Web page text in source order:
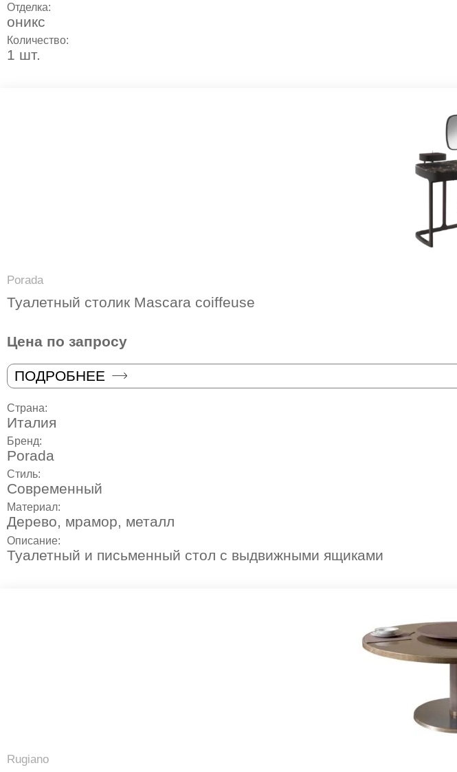
Отделка:
оникс
Количество:
1 шт.
Porada
Туалетный столик Mascara coiffeuse
Цена по запросу
ПОДРОБНЕЕ
Страна:
Италия
Бренд:
Porada
Стиль:
Современный
Материал:
Дерево, мрамор, металл
Описание:
Туалетный и письменный стол с выдвижными ящиками
Rugiano